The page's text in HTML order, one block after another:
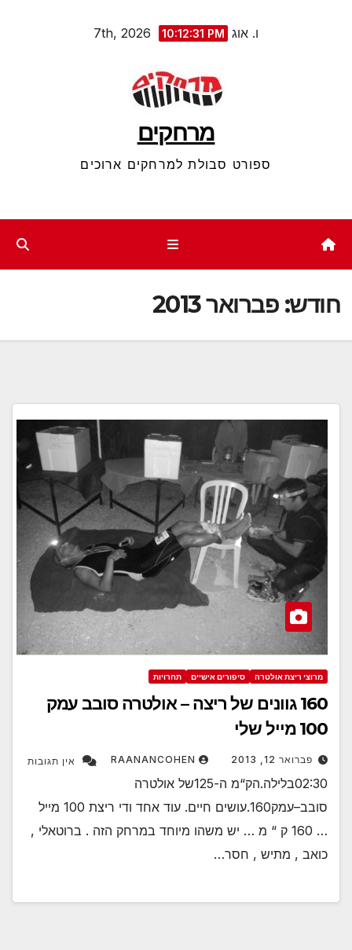
ו. אוג 7th, 2026 10:12:32 PM
מרחקים
ספורט סבולת למרחקים ארוכים
חודש: פברואר 2013
מרוצי ריצת אולטרה סיפורים אישיים תחרויות
160 גוונים של ריצה – אולטרה סובב עמק
100 מייל שלי
פברואר 12, 2013 RAANANCOHEN אין תגובות
02:30בלילה.הק“מ ה-125של אולטרה
סובב–עמק160.עושים חיים. עוד אחד ודי ריצת 100 מייל
… 160 ק “ מ … יש משהו מיוחד במרחק הזה . ברוטאלי ,
כואב , מתיש , חסר…